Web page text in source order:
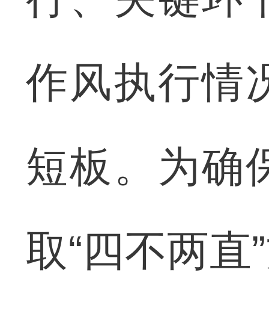
作风执行情
短板。为确
取“四不两